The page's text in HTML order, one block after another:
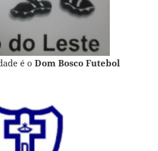
é o Dom Bosco Futebol